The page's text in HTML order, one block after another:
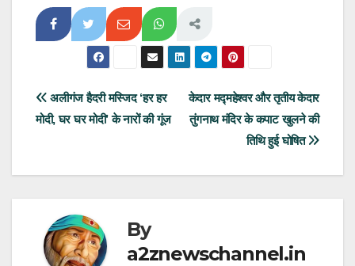
Post
navigation
केदार मद्महेश्वर और तृतीय केदार
तुंगनाथ मंदिर के कपाट खुलने की
तिथि हुई घोषित
अलीगंज हैदरी मस्जिद ‘हर हर
मोदी, घर घर मोदी’ के नारों की गूंज
By
a2znewschannel.in